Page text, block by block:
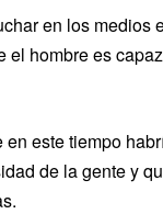
en los medios
el hombre es
en este tiempo
de la gente y